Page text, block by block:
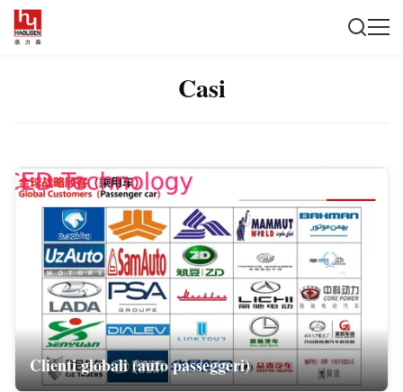
Casi
Clienti globali (auto passeggeri)